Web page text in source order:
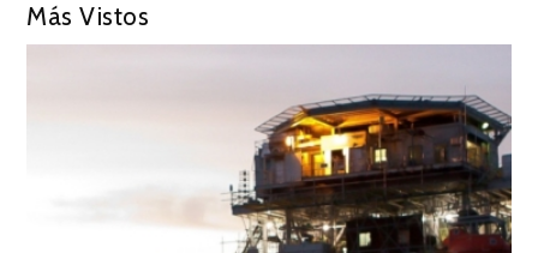
Más Vistos